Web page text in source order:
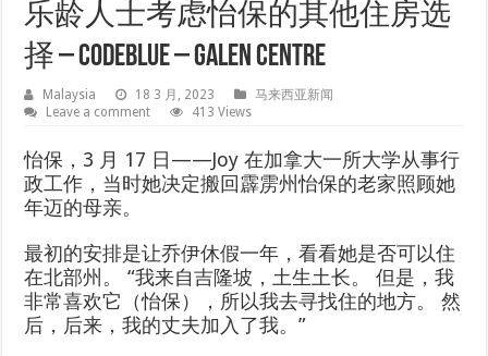
乐龄人士考虑怡保的其他住房选
择 – CodeBlue – Galen Centre
Malaysia 18 3 月, 2023
马来西亚新闻
Leave a comment
413 Views
怡保，3 月 17 日——Joy 在加拿大一所大学从事行
政工作，当时她决定搬回霹雳州怡保的老家照顾她
年迈的母亲。
最初的安排是让乔伊休假一年，看看她是否可以住
在北部州。 “我来自吉隆坡，土生土长。 但是，我
非常喜欢它（怡保），所以我去寻找住的地方。 然
后，后来，我的丈夫加入了我。”